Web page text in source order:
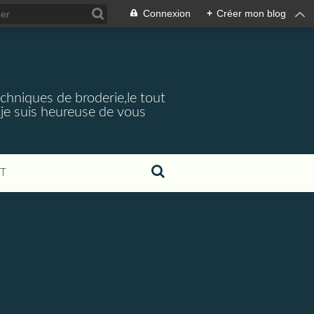
Connexion + Créer mon blog
de broderie,le tout
suis heureuse de vous